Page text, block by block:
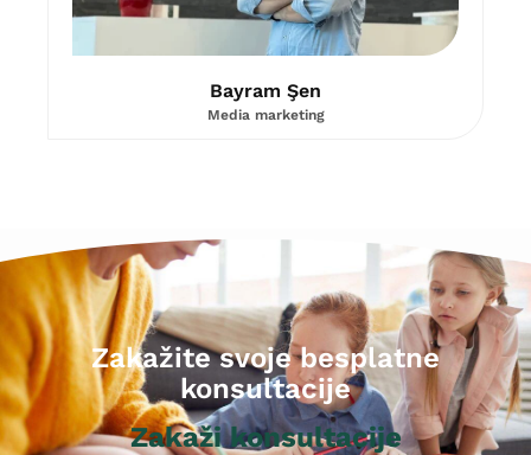
Bayram Şen
Media marketing
Zakažite svoje besplatne
konsultacije
Zakaži konsultacije